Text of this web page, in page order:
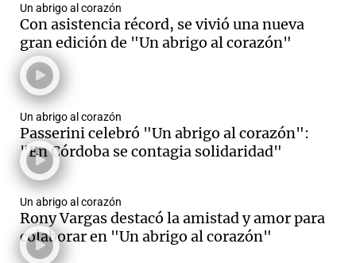
Un abrigo al corazón
Con asistencia récord, se vivió una nueva
gran edición de "Un abrigo al corazón"
Un abrigo al corazón
Passerini celebró "Un abrigo al corazón":
"En Córdoba se contagia solidaridad"
Un abrigo al corazón
Rony Vargas destacó la amistad y amor para
colaborar en "Un abrigo al corazón"